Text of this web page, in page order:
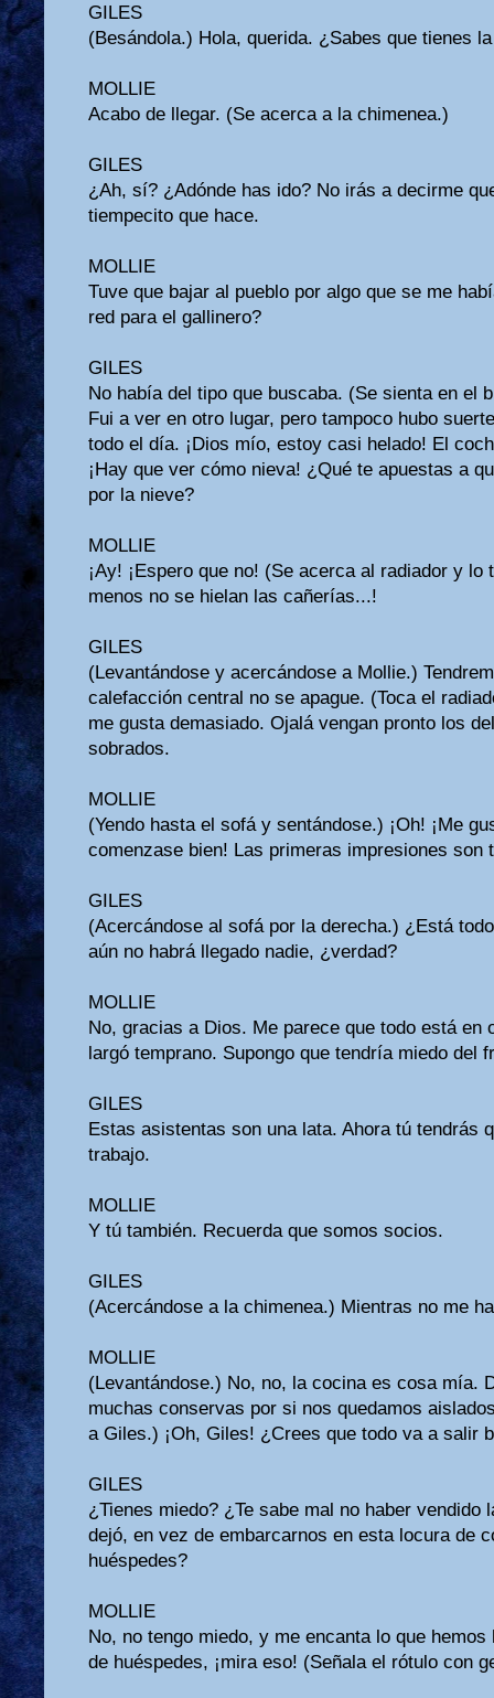
GILES
(Besándola.) Hola, querida. ¿Sabes que tienes
MOLLIE
Acabo de llegar. (Se acerca a la chimenea.)
GILES
¿Ah, sí? ¿Adónde has ido? No irás a decirme
tiempecito que hace.
MOLLIE
Tuve que bajar al pueblo por algo que se me
red para el gallinero?
GILES
No había del tipo que buscaba. (Se sienta en el
Fui a ver en otro lugar, pero tampoco hubo
todo el día. ¡Dios mío, estoy casi helado! El
¡Hay que ver cómo nieva! ¿Qué te apuestas a
por la nieve?
MOLLIE
¡Ay! ¡Espero que no! (Se acerca al radiador y lo
menos no se hielan las cañerías...!
GILES
(Levantándose y acercándose a Mollie.)
calefacción central no se apague. (Toca el
me gusta demasiado. Ojalá vengan pronto los
sobrados.
MOLLIE
(Yendo hasta el sofá y sentándose.) ¡Oh! ¡Me
comenzase bien! Las primeras impresiones son
GILES
(Acercándose al sofá por la derecha.) ¿Está
aún no habrá llegado nadie, ¿verdad?
MOLLIE
No, gracias a Dios. Me parece que todo está en
largó temprano. Supongo que tendría miedo del
GILES
Estas asistentas son una lata. Ahora tú tendrás
trabajo.
MOLLIE
Y tú también. Recuerda que somos socios.
GILES
(Acercándose a la chimenea.) Mientras no me
MOLLIE
(Levantándose.) No, no, la cocina es cosa mía.
muchas conservas por si nos quedamos
a Giles.) ¡Oh, Giles! ¿Crees que todo va a salir
GILES
¿Tienes miedo? ¿Te sabe mal no haber vendido
dejó, en vez de embarcarnos en esta locura de
huéspedes?
MOLLIE
No, no tengo miedo, y me encanta lo que
de huéspedes, ¡mira eso! (Señala el rótulo con